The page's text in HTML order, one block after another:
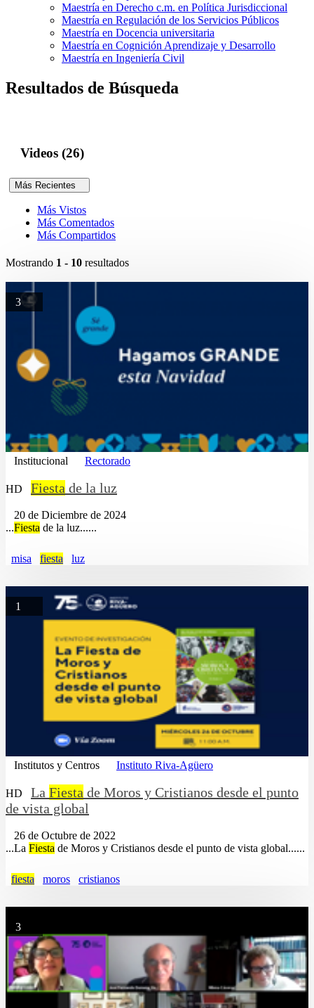
Maestría en Derecho c.m. en Política Jurisdiccional
Maestría en Regulación de los Servicios Públicos
Maestría en Docencia universitaria
Maestría en Cognición Aprendizaje y Desarrollo
Maestría en Ingeniería Civil
Resultados de Búsqueda
Videos (26)
Más Recientes
Más Vistos
Más Comentados
Más Compartidos
Mostrando 1 - 10 resultados
3
Institucional Rectorado
HD Fiesta de la luz
20 de Diciembre de 2024
...Fiesta de la luz......
misa fiesta luz
1
Institutos y Centros Instituto Riva-Agüero
HD La Fiesta de Moros y Cristianos desde el punto
de vista global
26 de Octubre de 2022
...La Fiesta de Moros y Cristianos desde el punto de vista global......
fiesta moros cristianos
3